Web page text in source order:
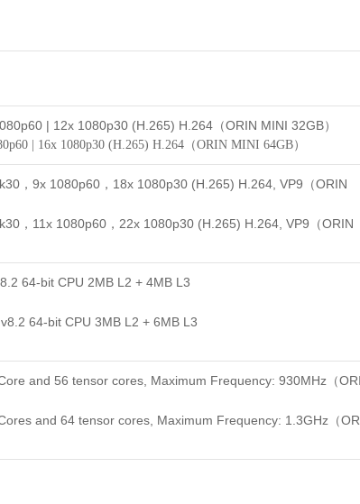
| 12x 1080p30 (H.265) H.264（ORIN MINI 32GB）
| 16x 1080p30 (H.265) H.264 （ORIN MINI 64GB）
，9x 1080p60，18x 1080p30 (H.265) H.264, VP9（ORIN
，11x 1080p60，22x 1080p30 (H.265) H.264, VP9（ORIN
64-bit CPU 2MB L2 + 4MB L3
64-bit CPU 3MB L2 + 6MB L3
and 56 tensor cores, Maximum Frequency: 930MHz（
and 64 tensor cores, Maximum Frequency: 1.3GHz（